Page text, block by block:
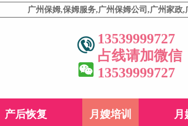
广州保姆,保姆服务,广州保姆公司,广州家政,广州月
13539999727
占线请加微信
13539999727
产后恢复 月嫂培训 月